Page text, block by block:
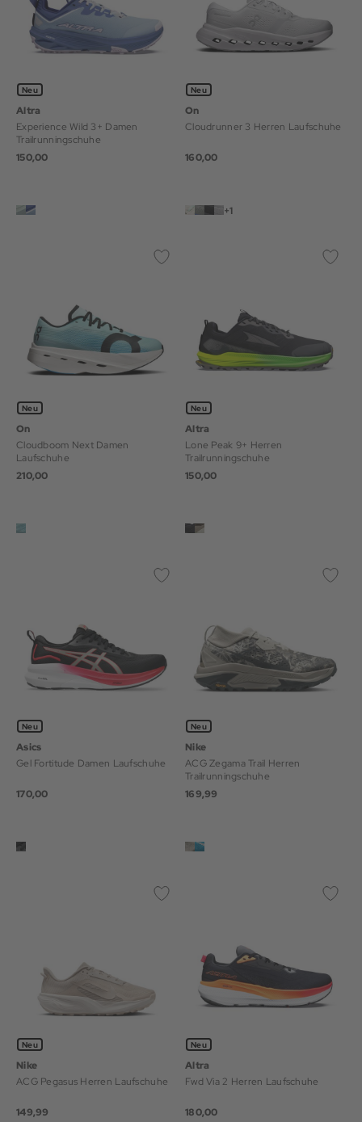
Neu
Altra
Experience Wild 3+ Damen
Trailrunningschuhe
150,00
Neu
On
Cloudrunner 3 Herren Laufschuhe
160,00
+1
Neu
On
Cloudboom Next Damen
Laufschuhe
210,00
Neu
Altra
Lone Peak 9+ Herren
Trailrunningschuhe
150,00
Neu
Asics
Gel Fortitude Damen Laufschuhe
170,00
Neu
Nike
ACG Zegama Trail Herren
Trailrunningschuhe
169,99
Neu
Nike
ACG Pegasus Herren Laufschuhe
149,99
Neu
Altra
Fwd Via 2 Herren Laufschuhe
180,00